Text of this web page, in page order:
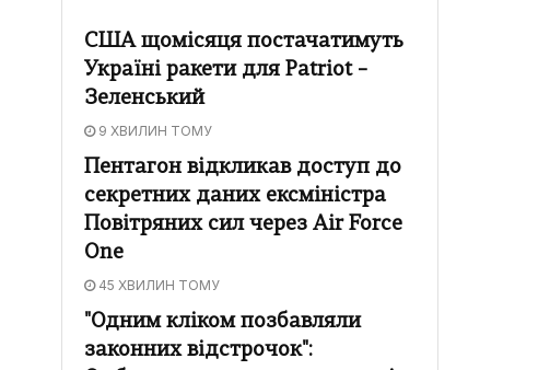
США щомісяця постачатимуть
Україні ракети для Patriot –
Зеленський
9 ХВИЛИН ТОМУ
Пентагон відкликав доступ до
секретних даних ексміністра
Повітряних сил через Air Force
One
45 ХВИЛИН ТОМУ
"Одним кліком позбавляли
законних відстрочок":